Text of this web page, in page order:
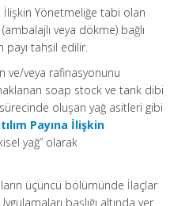
İlişkin Yönetmeliğe tabi olan
veya dökme) bağlı
payı tahsil edilir.
ve/veya rafinasyonunu
soap stock ve tank dibi
oluşan yağ asitleri gibi
Payına İlişkin
yağ” olarak
üçüncü bölümünde İlaçlar
başlığı altında yer